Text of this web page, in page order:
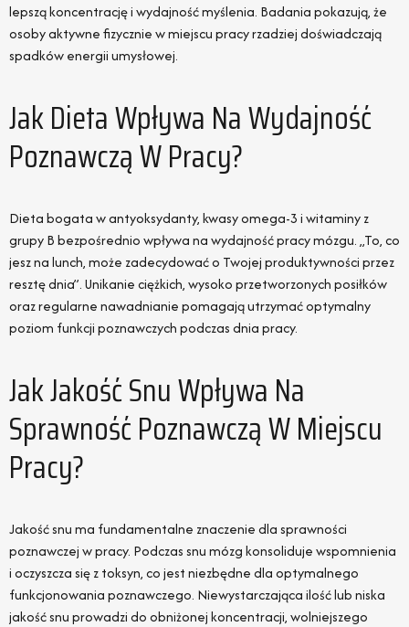
lepszą koncentrację i wydajność myślenia. Badania pokazują, że
osoby aktywne fizycznie w miejscu pracy rzadziej doświadczają
spadków energii umysłowej.
Jak Dieta Wpływa Na Wydajność
Poznawczą W Pracy?
Dieta bogata w antyoksydanty, kwasy omega-3 i witaminy z
grupy B bezpośrednio wpływa na wydajność pracy mózgu. „To, co
jesz na lunch, może zadecydować o Twojej produktywności przez
resztę dnia”. Unikanie ciężkich, wysoko przetworzonych posiłków
oraz regularne nawadnianie pomagają utrzymać optymalny
poziom funkcji poznawczych podczas dnia pracy.
Jak Jakość Snu Wpływa Na
Sprawność Poznawczą W Miejscu
Pracy?
Jakość snu ma fundamentalne znaczenie dla sprawności
poznawczej w pracy. Podczas snu mózg konsoliduje wspomnienia
i oczyszcza się z toksyn, co jest niezbędne dla optymalnego
funkcjonowania poznawczego. Niewystarczająca ilość lub niska
jakość snu prowadzi do obniżonej koncentracji, wolniejszego